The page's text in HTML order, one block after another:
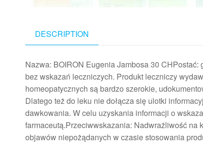
DESCRIPTION
Nazwa: BOIRON Eugenia Jambosa 30
bez wskazań leczniczych. Produkt leczniczy
homeopatycznych są bardzo szerokie,
Dlatego też do leku nie dołącza się ulotki
dawkowania. W celu uzyskania informacji o
farmaceutą.Przeciwwskazania: Nadwrażliwość na
objawów niepożądanych w czasie stosowania